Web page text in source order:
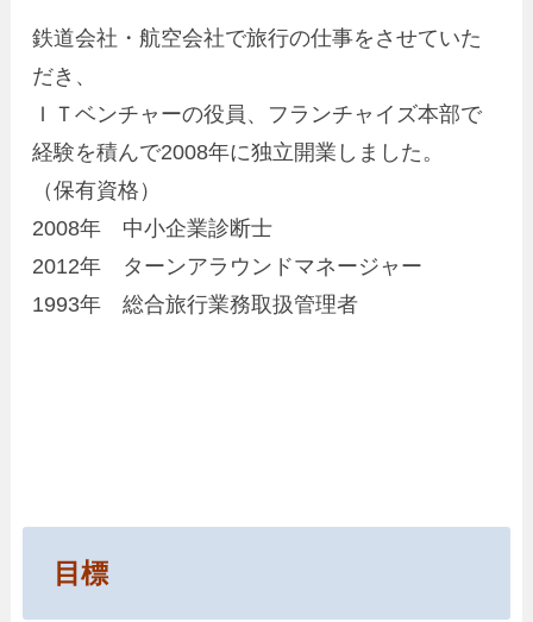
鉄道会社・航空会社で旅行の仕事をさせていた
だき、
ＩＴベンチャーの役員、フランチャイズ本部で
経験を積んで2008年に独立開業しました。
（保有資格）
2008年 中小企業診断士
2012年 ターンアラウンドマネージャー
1993年 総合旅行業務取扱管理者
目標